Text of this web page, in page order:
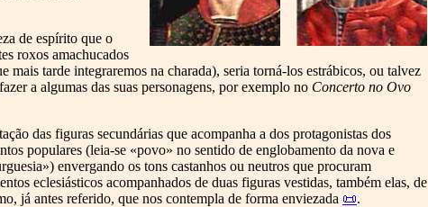
de espírito que o
roxos amachucados
tarde integraremos na charada), seria torná-los estrábicos, ou talvez
a algumas das suas personagens, por exemplo no Concerto no Ovo
das figuras secundárias que acompanha a dos protagonistas dos
populares (leia-se «povo» no sentido de englobamento da nova e
envergando os tons castanhos ou neutros que procuram
eclesiásticos acompanhados de duas figuras vestidas, também elas, de
já antes referido, que nos contempla de forma enviezada 📜.